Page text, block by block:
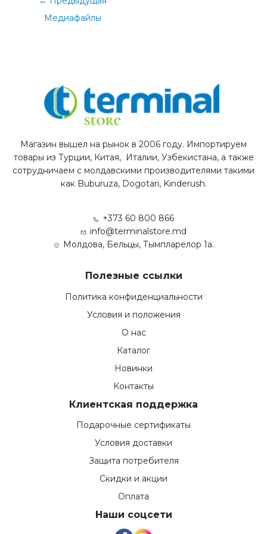
Медиафайлы
Магазин вышел на рынок в 2006 году. Импортируем
товары из Турции, Китая, Италии, Узбекистана, а также
сотрудничаем с молдавскими производителями такими
как Buburuza, Dogotari, Kinderush.
+373 60 800 866
info@terminalstore.md
Молдова, Бельцы, Тымпларелор 1а.
Полезные ссылки
Политика конфиденциальности
Условия и положения
О нас
Каталог
Новинки
Контакты
Клиентская поддержка
Подарочные сертификаты
Условия доставки
Защита потребителя
Скидки и акции
Оплата
Наши соцсети